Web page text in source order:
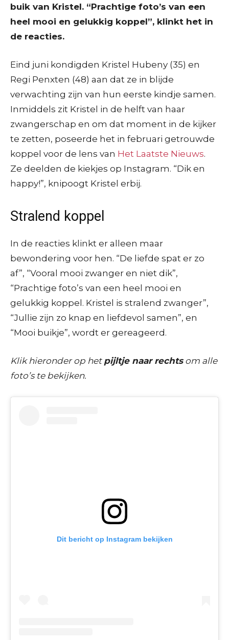
buik van Kristel. “Prachtige foto’s van een
heel mooi en gelukkig koppel”, klinkt het in
de reacties.
Eind juni kondigden Kristel Hubeny (35) en
Regi Penxten (48) aan dat ze in blijde
verwachting zijn van hun eerste kindje samen.
Inmiddels zit Kristel in de helft van haar
zwangerschap en om dat moment in de kijker
te zetten, poseerde het in februari getrouwde
koppel voor de lens van Het Laatste Nieuws.
Ze deelden de kiekjes op Instagram. “Dik en
happy!”, knipoogt Kristel erbij.
Stralend koppel
In de reacties klinkt er alleen maar
bewondering voor hen. “De liefde spat er zo
af”, “Vooral mooi zwanger en niet dik”,
“Prachtige foto’s van een heel mooi en
gelukkig koppel. Kristel is stralend zwanger”,
“Jullie zijn zo knap en liefdevol samen”, en
“Mooi buikje”, wordt er gereageerd.
Klik hieronder op het pijltje naar rechtsom alle
foto’s te bekijken.
Dit bericht op Instagram bekijken